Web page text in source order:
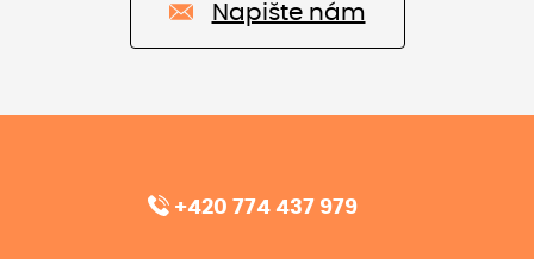
Napište nám
+420 774 437 979